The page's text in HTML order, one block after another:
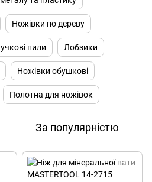
Ножівки по дереву
пили Лобзики
Ножівки обушкові
Полотна для ножівок
За популярністю